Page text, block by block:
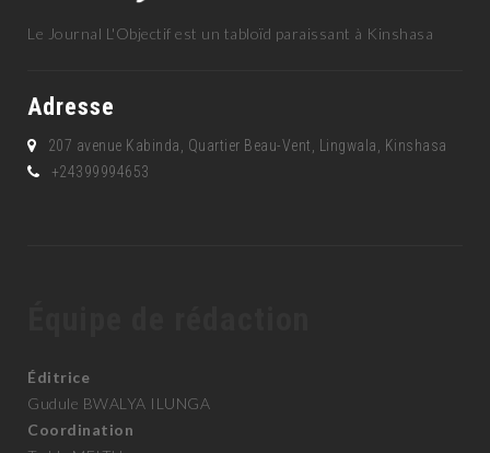
Le Journal L'Objectif est un tabloïd paraissant à Kinshasa
Adresse
207 avenue Kabinda, Quartier Beau-Vent, Lingwala, Kinshasa
+24399994653
Éditrice
Gudule BWALYA ILUNGA
Coordination